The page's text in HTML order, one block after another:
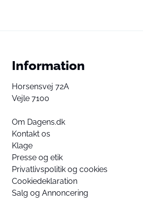
Information
Horsensvej 72A
Vejle 7100
Om Dagens.dk
Kontakt os
Klage
Presse og etik
Privatlivspolitik og cookies
Cookiedeklaration
Salg og Annoncering